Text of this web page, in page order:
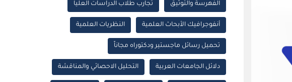
الفهرسة والتوثيق تجارب طلاب الدراسات العليا
أنفوجرافيك الأبحاث العلمية النظريات العلمية
تحميل رسائل ماجستير ودكتوراه مجاناً
دلائل الجامعات العربية التحليل الاحصائي والمناقشة